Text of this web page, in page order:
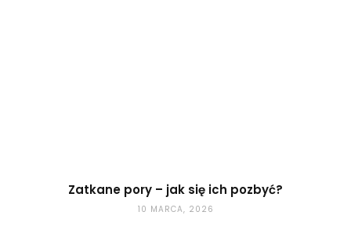
Zatkane pory – jak się ich pozbyć?
10 MARCA, 2026